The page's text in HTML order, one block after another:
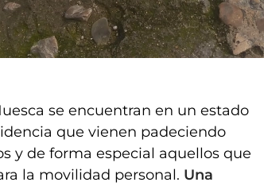
se encuentran en un estado
que vienen padeciendo
y de forma especial aquellos que
la movilidad personal. Una